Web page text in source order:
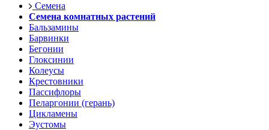
Семена
Семена комнатных растений
Бальзамины
Барвинки
Бегонии
Глоксинии
Колеусы
Крестовники
Пассифлоры
Пеларгонии (герань)
Цикламены
Эустомы